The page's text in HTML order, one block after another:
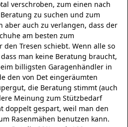
verschroben, zum einen nach
zu suchen und zum
aber auch zu verlangen, dass der
am besten zum
den Tresen schiebt. Wenn alle so
man keine Beratung braucht,
billigsten Garagenhändler in
den von Det eingeräumten
die Beratung stimmt (auch
Meinung zum Stützbedarf
doppelt gespart, weil man den
Rasenmähen benutzen kann.